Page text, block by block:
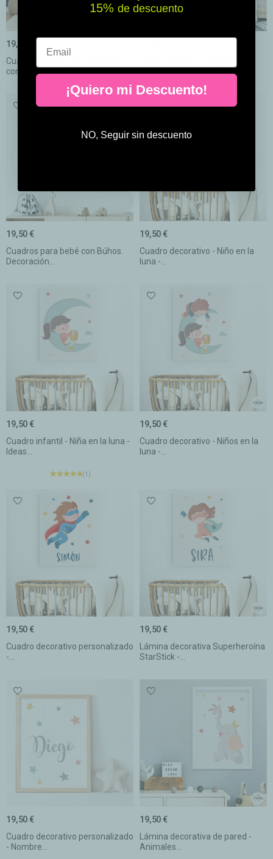
Cuadro infantil personalizado
con nombre:...
19,50 €
príncipe aviador...
Cuadros para bebé con Búhos.
Decoración...
19,50 €
Cuadro decorativo - Niño en la
luna -...
19,50 €
Cuadro infantil - Niña en la luna -
Ideas...
19,50 €
(1)
Cuadro decorativo - Niños en la
luna -...
19,50 €
Cuadro decorativo personalizado
-...
19,50 €
Lámina decorativa Superheroína
StarStick -...
19,50 €
Cuadro decorativo personalizado
- Nombre...
19,50 €
Lámina decorativa de pared -
Animales...
19,50 €
15% ​​ de descuento
Email
¡Quiero mi Descuento!
NO, Seguir sin descuento